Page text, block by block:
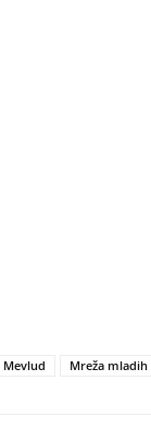
Mevlud Mreža mladih